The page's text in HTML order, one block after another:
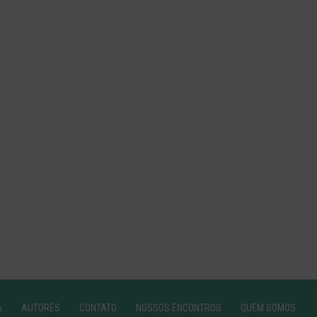
AUTORES CONTATO NOSSOS ENCONTROS
QUEM SOMOS